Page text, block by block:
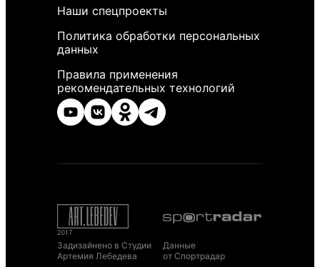
Наши спецпроекты
Политика обработки персональных
данных
Правила применения
рекомендательных технологий
Задизайнено в Студии
Артемия Лебедева
Данные
от Спортрадар